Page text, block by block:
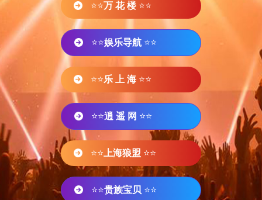
⭐⭐万 花 楼 ⭐⭐
⭐⭐娱乐导航 ⭐⭐
⭐⭐乐 上 海 ⭐⭐
⭐⭐逍 遥 网 ⭐⭐
⭐⭐ 上海狼盟 ⭐⭐
⭐⭐贵族宝贝 ⭐⭐